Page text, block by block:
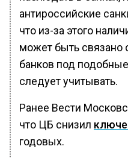
антироссийские
что из-за этого
может быть связано
банков под
следует учитывать.
Ранее Вести
что ЦБ снизил
годовых.